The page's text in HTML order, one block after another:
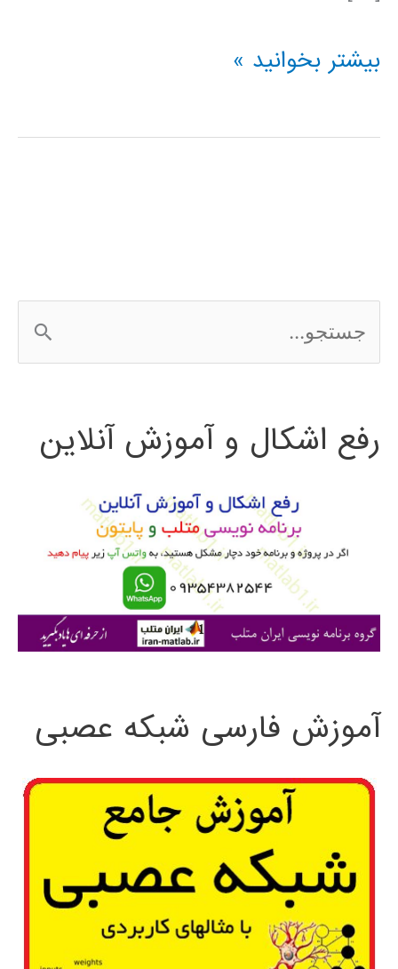
نکاتی
مورد
بیشتر بخوانید »
س
ج
ی
رفع اشکال و آموزش آنلاین
آموزش فارسی شبکه عصبی